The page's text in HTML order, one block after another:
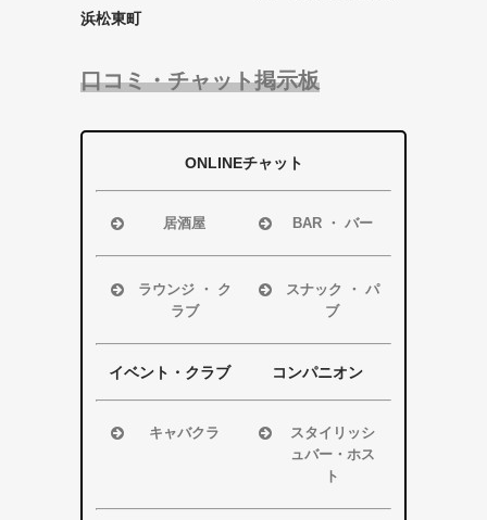
浜松東町
口コミ・チャット掲示板
ONLINEチャット
居酒屋
浜松市
磐田市
袋井市
掛川市
その他エリア
BAR ・ バー
浜松市
磐田市
袋井市
掛川市
その他エリア
ラウンジ ・ ク
ラブ
浜松市
磐田市
袋井市
掛川市
スナック ・ パ
ブ
浜松市
磐田市
袋井市
掛川市
その他エリア
イベント・クラブ コンパニオン
キャバクラ
スタイリッシ
ュバー・ホス
ト
浜松市